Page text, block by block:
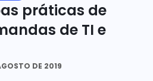
práticas de
de TI e
DE 2019